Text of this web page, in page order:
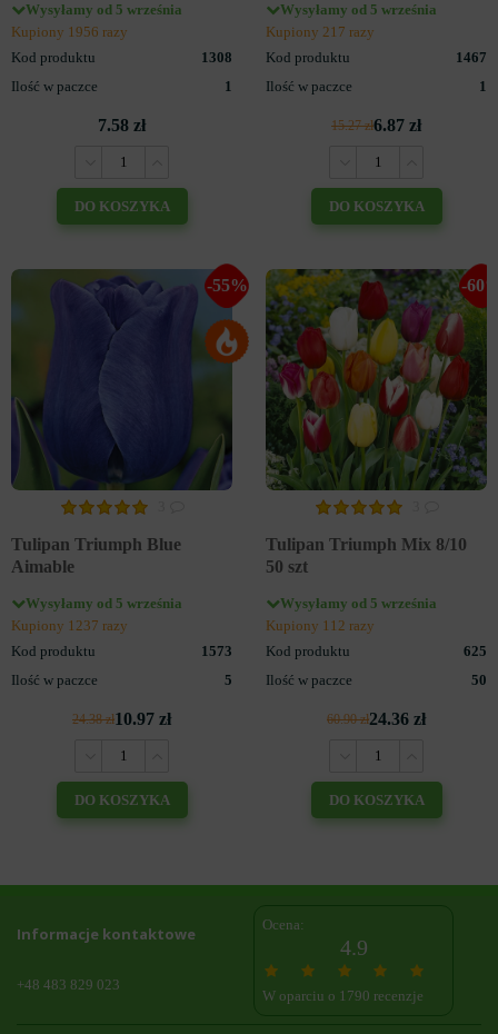
Wysyłamy od 5 września
Kupiony 1956 razy
Kod produktu
1308
Ilość w paczce
1
7.58 zł
DO KOSZYKA
Wysyłamy od 5 września
Kupiony 217 razy
Kod produktu
1467
Ilość w paczce
1
15.27 zł6.87 zł
DO KOSZYKA
-55%
Tulipan Triumph Blue
Aimable
Wysyłamy od 5 września
Kupiony 1237 razy
Kod produktu
1573
Ilość w paczce
5
24.38 zł10.97 zł
DO KOSZYKA
-
Tulipan Triumph Mix 8/10
50 szt
Wysyłamy od 5 września
Kupiony 112 razy
Kod produktu
625
Ilość w paczce
50
60.90 zł24.36 zł
DO KOSZYKA
Informacje kontaktowe
+48 483 829 023
Ocena:
4.9
W oparciu o 1790 recenzje